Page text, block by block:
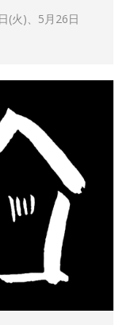
(火)、5月26日